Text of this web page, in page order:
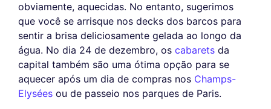
obviamente, aquecidas. No entanto, sugerimos
que você se arrisque nos decks dos barcos para
sentir a brisa deliciosamente gelada ao longo da
água. No dia 24 de dezembro, os cabarets da
capital também são uma ótima opção para se
aquecer após um dia de compras nos Champs-
Elysées ou de passeio nos parques de Paris.